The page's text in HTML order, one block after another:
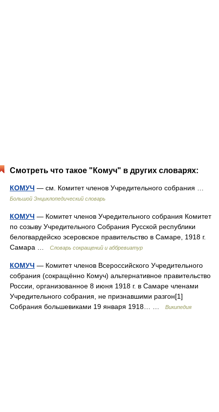
Смотреть что такое "Комуч" в других словарях:
КОМУЧ — см. Комитет членов Учредительного собрания …
Большой Энциклопедический словарь
КОМУЧ — Комитет членов Учредительного собрания Комитет
по созыву Учредительного Собрания Русской республики
белогвардейско эсеровское правительство в Самаре, 1918 г.
Самара …
Словарь сокращений и аббревиатур
КОМУЧ — Комитет членов Всероссийского Учредительного
собрания (сокращённо Комуч) альтернативное правительство
России, организованное 8 июня 1918 г. в Самаре членами
Учредительного собрания, не признавшими разгон[1]
Собрания большевиками 19 января 1918… …
Википедия